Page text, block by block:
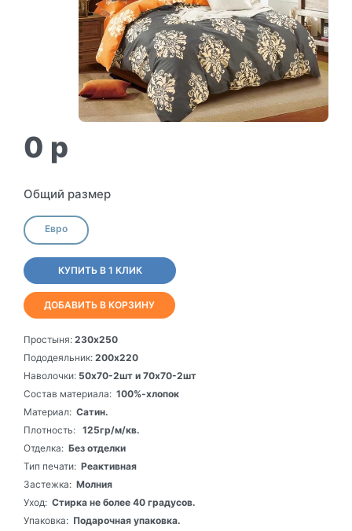
0 p
Общий размер
Евро
КУПИТЬ В 1 КЛИК
ДОБАВИТЬ В КОРЗИНУ
Простыня: 230х250
Пододеяльник: 200х220
Наволочки: 50х70-2шт и 70х70-2шт
Состав материала: 100%-хлопок
Материал: Сатин.
Плотность: 125гр/м/кв.
Отделка: Без отделки
Тип печати: Реактивная
Застежка: Молния
Уход: Стирка не более 40 градусов.
Упаковка: Подарочная упаковка.